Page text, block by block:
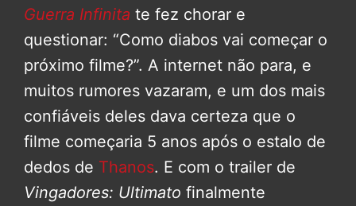
Guerra Infinita te fez chorar e
questionar: “Como diabos vai começar o
próximo filme?”. A internet não para, e
muitos rumores vazaram, e um dos mais
confiáveis deles dava certeza que o
filme começaria 5 anos após o estalo de
dedos de Thanos. E com o trailer de
Vingadores: Ultimato finalmente